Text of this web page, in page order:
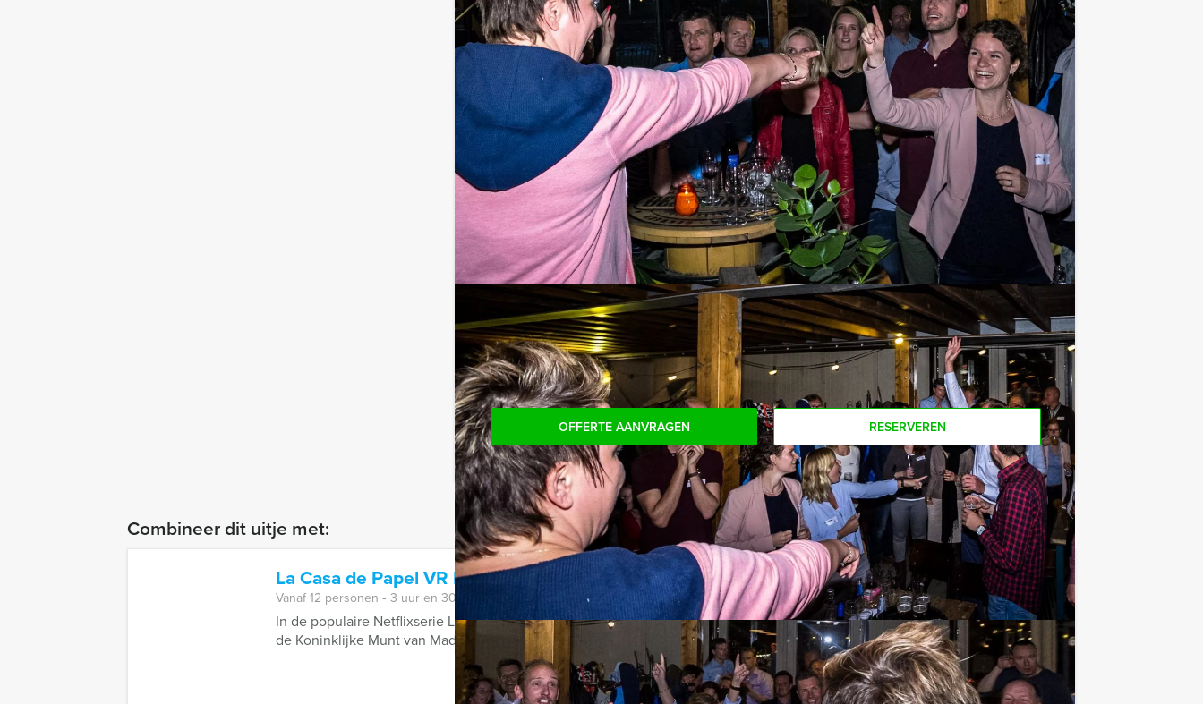
Bezorgkosten benodigdheden:
€ 100,00 excl. BTW
Tip!
Niet telkens uw knip hoeven trekken om uw drankje af te rekenen? Voor € 13,50 per
persoon per uur (excl. BTW) kunt u gebruikmaken van het drankarrangement, waarbij u
onbeperkt kunt genieten van bier, fris, huiswijn, koffie en thee. En... zo komt u ook
achteraf niet voor verrassingen te staan!
Reservering voor kleinere groepen:
Komt u niet aan het minimale aantal deelnemers voor dit spelprogramma? Als u bereid
bent voor het minimale aantal te betalen, kunt u ook gewoon voor minder personen
boeken!
OFFERTE AANVRAGEN RESERVEREN
Combineer dit uitje met:
La Casa de Papel VR Dinerspel in Volendam
Vanaf€ 66,50 p.p. excl. BTW
Vanaf 12 personen ‐ 3 uur en 30 minuten
In de populaire Netflixserie La Casa de Papel is het aan acht verschillende rovers onder leiding van El Professor, de taak om
de Koninklijke Munt van Madrid te beroven. ...